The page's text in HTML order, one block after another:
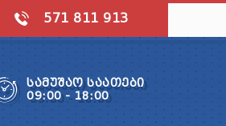
571 811 913
ᲡᲐᲛᲣᲨᲐᲝ ᲡᲐᲐᲗᲔᲑᲘ
09:00 - 18:00